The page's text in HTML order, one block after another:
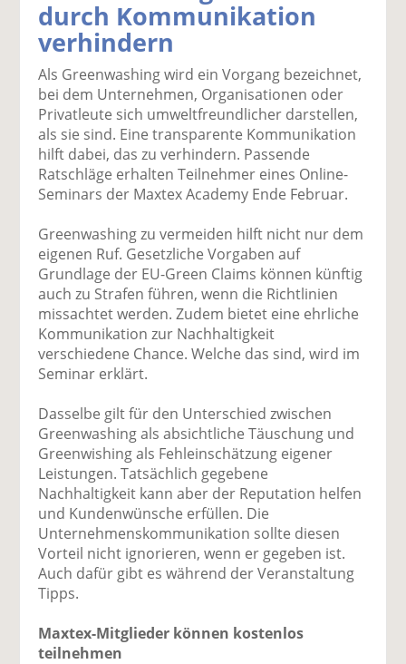
k
uf
F
ac
e
b
o
o
te
il
e
n
k
wi
tt
er
n
k
uf
Li
n
k
di
n
il
n
er
E
m
ai
v
er
n
e
n
ru
e
n
durch Kommunikation
verhindern
Als Greenwashing wird ein Vorgang bezeichnet,
bei dem Unternehmen, Organisationen oder
Privatleute sich umweltfreundlicher darstellen,
als sie sind. Eine transparente Kommunikation
hilft dabei, das zu verhindern. Passende
Ratschläge erhalten Teilnehmer eines Online-
Seminars der Maxtex Academy Ende Februar.
Greenwashing zu vermeiden hilft nicht nur dem
eigenen Ruf. Gesetzliche Vorgaben auf
Grundlage der EU-Green Claims können künftig
auch zu Strafen führen, wenn die Richtlinien
missachtet werden. Zudem bietet eine ehrliche
Kommunikation zur Nachhaltigkeit
verschiedene Chance. Welche das sind, wird im
Seminar erklärt.
Dasselbe gilt für den Unterschied zwischen
Greenwashing als absichtliche Täuschung und
Greenwishing als Fehleinschätzung eigener
Leistungen. Tatsächlich gegebene
Nachhaltigkeit kann aber der Reputation helfen
und Kundenwünsche erfüllen. Die
Unternehmenskommunikation sollte diesen
Vorteil nicht ignorieren, wenn er gegeben ist.
Auch dafür gibt es während der Veranstaltung
Tipps.
Maxtex-Mitglieder können kostenlos
teilnehmen